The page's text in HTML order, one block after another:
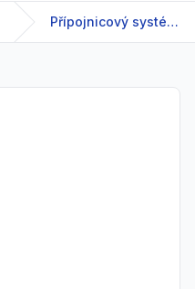
Přípojnicový systém - GDA/GDR - 63-2500 A